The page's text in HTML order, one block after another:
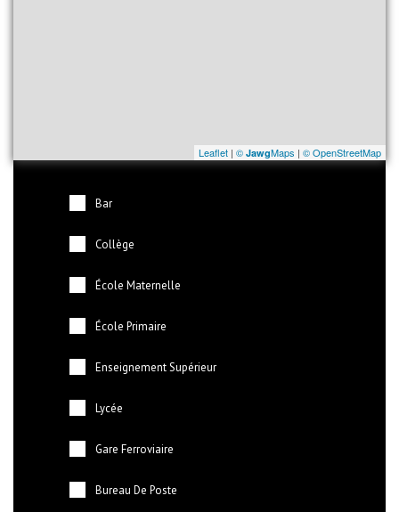
Leaflet | © JawgMaps | © OpenStreetMap
Bar
Collège
École Maternelle
École Primaire
Enseignement Supérieur
Lycée
Gare Ferroviaire
Bureau De Poste